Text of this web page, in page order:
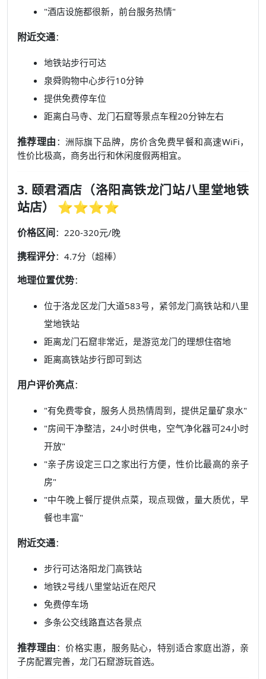
"酒店设施都很新，前台服务热情"
附近交通：
地铁站步行可达
泉舜购物中心步行10分钟
提供免费停车位
距离白马寺、龙门石窟等景点车程20分钟左右
推荐理由 ：洲际旗下品牌，房价含免费早餐和高速WiFi，
性价比极高，商务出行和休闲度假两相宜。
3. 颐君酒店（洛阳高铁龙门站八里堂地铁
站店） ⭐⭐⭐⭐
价格区间：220-320元/晚
携程评分：4.7分（超棒）
地理位置优势：
位于洛龙区龙门大道583号，紧邻龙门高铁站和八里
堂地铁站
距离龙门石窟非常近，是游览龙门的理想住宿地
距离高铁站步行即可到达
用户评价亮点：
"有免费零食，服务人员热情周到，提供足量矿泉水"
"房间干净整洁，24小时供电，空气净化器可24小时
开放"
"亲子房设定三口之家出行方便，性价比最高的亲子
房"
"中午晚上餐厅提供点菜，现点现做，量大质优，早
餐也丰富"
附近交通：
步行可达洛阳龙门高铁站
地铁2号线八里堂站近在咫尺
免费停车场
多条公交线路直达各景点
推荐理由 ：价格实惠，服务贴心，特别适合家庭出游，亲
子房配置完善，龙门石窟游玩首选。